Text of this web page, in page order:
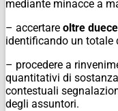
mediante minacce a
– accertare oltre
identificando un totale
– procedere a
quantitativi di
contestuali
degli assuntori.